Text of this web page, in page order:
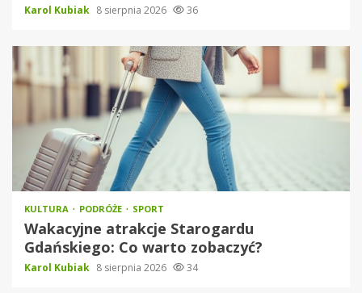
Karol Kubiak 8 sierpnia 2026 36
KULTURA PODRÓŻE SPORT
Wakacyjne atrakcje Starogardu
Gdańskiego: Co warto zobaczyć?
Karol Kubiak 8 sierpnia 2026 34